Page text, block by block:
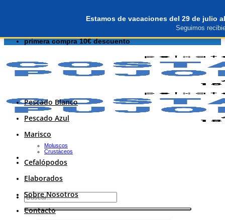
Estamos de vacaciones del 29 de julio
Seguimos
primera compra 10€ descuento
Buscar
por:
Pescado Blanco
Pescado Azul
Marisco
Moluscos
Crustáceos
Cefalópodos
Elaborados
Sobre Nosotros
Contacto